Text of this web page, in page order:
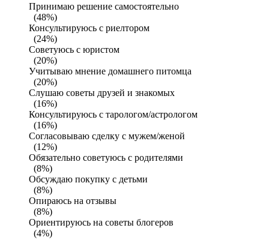
Принимаю решение самостоятельно
(48%)
Консультируюсь с риелтором
(24%)
Советуюсь с юристом
(20%)
Учитываю мнение домашнего питомца
(20%)
Слушаю советы друзей и знакомых
(16%)
Консультируюсь с тарологом/астрологом
(16%)
Согласовываю сделку с мужем/женой
(12%)
Обязательно советуюсь с родителями
(8%)
Обсуждаю покупку с детьми
(8%)
Опираюсь на отзывы
(8%)
Ориентируюсь на советы блогеров
(4%)